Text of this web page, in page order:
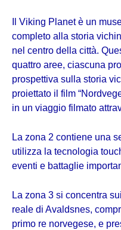
l Viking Planet è un
completo alla storia
nel centro della città.
quattro aree, ciascuna
prospettiva sulla storia
proiettato il film
in un viaggio filmato
La zona 2 contiene una
utilizza la tecnologia
eventi e battaglie
La zona 3 si concentra
reale di Avaldsnes,
primo re norvegese, e